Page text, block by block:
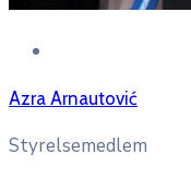
Azra Arnautović
Styrelsemedlem